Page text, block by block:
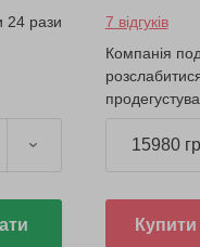
24 рази
7 відгуків
Компанія
15980